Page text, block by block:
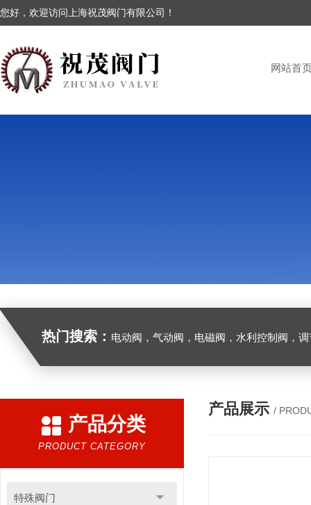
您好，欢迎访问上海祝茂阀门有限公司！
网站首
热门搜索： 电动阀，气动阀，电磁阀，水利控制阀，调节
产品分类
PRODUCT CATEGORY
特殊阀门
产品展示 /